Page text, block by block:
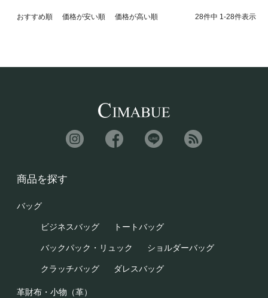
おすすめ順 価格が安い順 価格が高い順 28件中 1 -28件表示
商品を探す
バッグ
ビジネスバッグ トートバッグ
バックパック・リュック ショルダーバッグ
クラッチバッグ ダレスバッグ
革財布・小物（革）